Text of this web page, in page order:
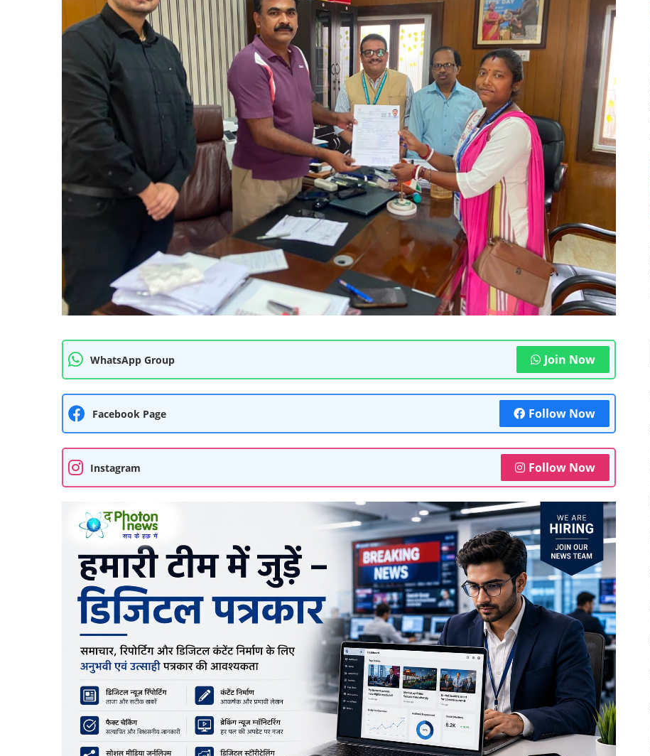
WhatsApp Group Join Now
Facebook Page Follow Now
Instagram Follow Now